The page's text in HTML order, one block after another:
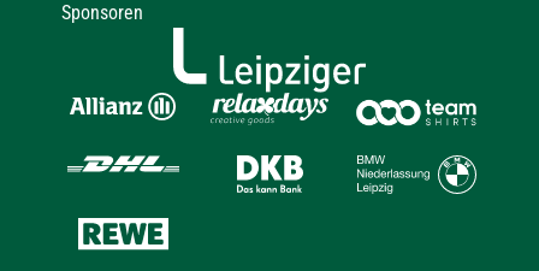
Sponsoren